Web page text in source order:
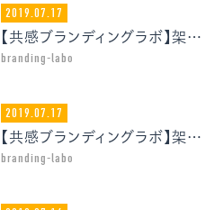
2019.07.17
【共感ブランディングラボ】架空ECサイトのブランディング体験 vol.1-1
branding-labo
2019.07.17
【共感ブランディングラボ】架空ECサイトのブランディング体験 vol.1-3
branding-labo